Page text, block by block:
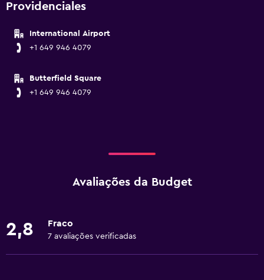
Providenciales
International Airport
+1 649 946 4079
Butterfield Square
+1 649 946 4079
Avaliações da Budget
2,8 Fraco
7 avaliações verificadas